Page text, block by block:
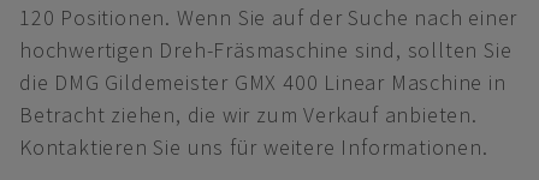
120 Positionen. Wenn Sie auf der Suche nach einer
hochwertigen Dreh-Fräsmaschine sind, sollten Sie
die DMG Gildemeister GMX 400 Linear Maschine in
Betracht ziehen, die wir zum Verkauf anbieten.
Kontaktieren Sie uns für weitere Informationen.